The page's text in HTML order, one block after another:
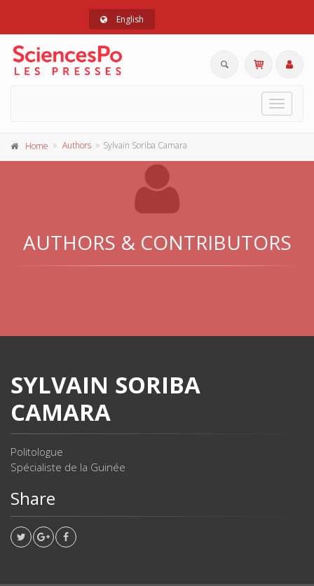
English
Toggle
Home Authors Sylvain Soriba Camara
AUTHORS & CONTRIBUTORS
SYLVAIN SORIBA
CAMARA
Politologue
Spécialiste de la Guinée
Share